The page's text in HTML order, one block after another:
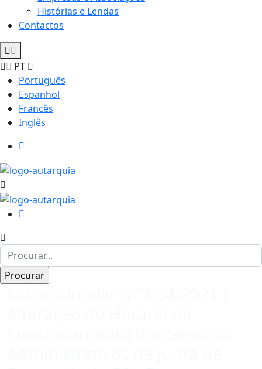
Histórias e Lendas
Contactos
PT
Português
Espanhol
Francês
Inglês